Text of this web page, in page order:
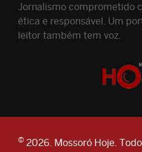
Jornalismo comprometido
ética e responsável. Um
leitor também tem voz.
© 2026. Mossoró Hoje.